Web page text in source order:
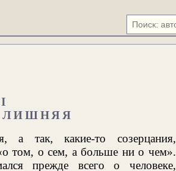
так, какие-то созерцания,
том, о сем, а больше ни о чем».
прежде всего о человеке,